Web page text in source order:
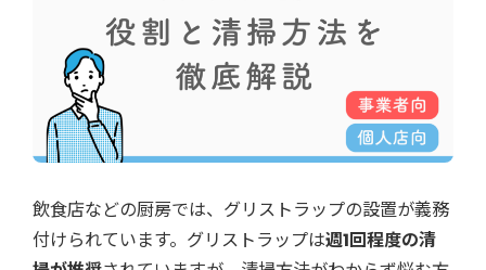
飲食店などの厨房では、グリストラップの設置が義務
付けられています。グリストラップは週1回程度の清